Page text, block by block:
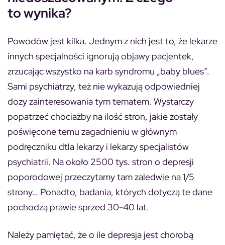
to wynika?
Powodów jest kilka. Jednym z nich jest to, że lekarze
innych specjalności ignorują objawy pacjentek,
zrzucając wszystko na karb syndromu „baby blues”.
Sami psychiatrzy, też nie wykazują odpowiedniej
dozy zainteresowania tym tematem. Wystarczy
popatrzeć chociażby na ilość stron, jakie zostały
poświęcone temu zagadnieniu w głównym
podręczniku dtla lekarzy i lekarzy specjalistów
psychiatrii. Na około 2500 tys. stron o depresji
poporodowej przeczytamy tam zaledwie na 1/5
strony… Ponadto, badania, których dotyczą te dane
pochodzą prawie sprzed 30-40 lat.
Należy pamiętać, że o ile depresja jest chorobą